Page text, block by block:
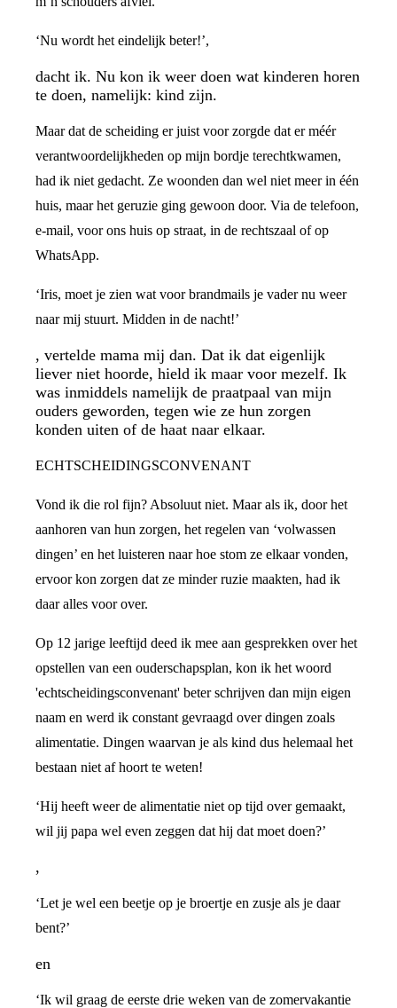
‘Nu wordt het eindelijk beter!’,
dacht ik. Nu kon ik weer doen wat kinderen horen
te doen, namelijk: kind zijn.
Maar dat de scheiding er juist voor zorgde dat er méér
verantwoordelijkheden op mijn bordje terechtkwamen,
had ik niet gedacht. Ze woonden dan wel niet meer in één
huis, maar het geruzie ging gewoon door. Via de telefoon,
e-mail, voor ons huis op straat, in de rechtszaal of op
WhatsApp.
‘Iris, moet je zien wat voor brandmails je vader nu weer
naar mij stuurt. Midden in de nacht!’
, vertelde mama mij dan. Dat ik dat eigenlijk
liever niet hoorde, hield ik maar voor mezelf. Ik
was inmiddels namelijk de praatpaal van mijn
ouders geworden, tegen wie ze hun zorgen
konden uiten of de haat naar elkaar.
ECHTSCHEIDINGSCONVENANT
Vond ik die rol fijn? Absoluut niet. Maar als ik, door het
aanhoren van hun zorgen, het regelen van ‘volwassen
dingen’ en het luisteren naar hoe stom ze elkaar vonden,
ervoor kon zorgen dat ze minder ruzie maakten, had ik
daar alles voor over.
Op 12 jarige leeftijd deed ik mee aan gesprekken over het
opstellen van een ouderschapsplan, kon ik het woord
'echtscheidingsconvenant' beter schrijven dan mijn eigen
naam en werd ik constant gevraagd over dingen zoals
alimentatie. Dingen waarvan je als kind dus helemaal het
bestaan niet af hoort te weten!
‘Hij heeft weer de alimentatie niet op tijd over gemaakt,
wil jij papa wel even zeggen dat hij dat moet doen?’
,
‘Let je wel een beetje op je broertje en zusje als je daar
bent?’
en
‘Ik wil graag de eerste drie weken van de zomervakantie